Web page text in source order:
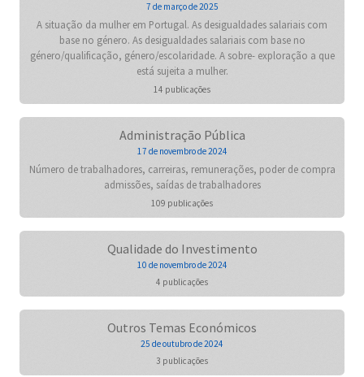
7 de março de 2025
A situação da mulher em Portugal. As desigualdades salariais com
base no género. As desigualdades salariais com base no
género/qualificação, género/escolaridade. A sobre- exploração a que
está sujeita a mulher.
14 publicações
Administração Pública
17 de novembro de 2024
Número de trabalhadores, carreiras, remunerações, poder de compra
admissões, saídas de trabalhadores
109 publicações
Qualidade do Investimento
10 de novembro de 2024
4 publicações
Outros Temas Económicos
25 de outubro de 2024
3 publicações